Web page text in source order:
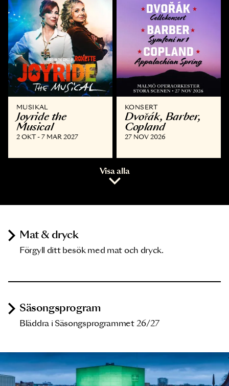
MUSIKAL
Joyride the
Musical
2 OKT - 7 MAR 2027
KONSERT
Dvořák, Barber,
Copland
27 NOV 2026
Visa alla
Mat & dryck
Förgyll ditt besök med mat och dryck.
Säsongsprogram
Bläddra i Säsongsprogrammet 26/27